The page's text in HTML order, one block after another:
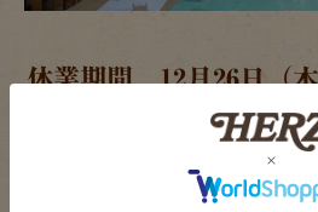
休業期間 12月26日（